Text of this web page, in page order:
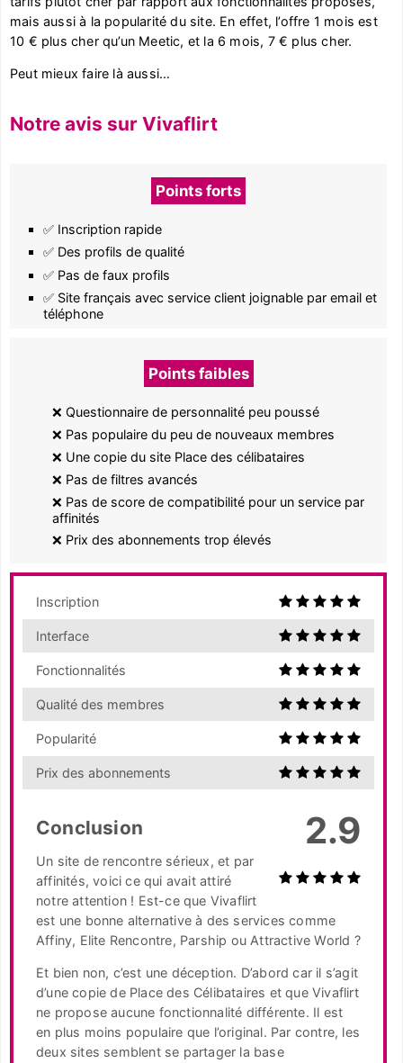
mais aussi à la popularité du site. En effet, l’offre 1 mois est
10 € plus cher qu’un Meetic, et la 6 mois, 7 € plus cher.
Peut mieux faire là aussi…
Notre avis sur Vivaflirt
Points forts
✅ Inscription rapide
✅ Des profils de qualité
✅ Pas de faux profils
✅ Site français avec service client joignable par email et
téléphone
Points faibles
❌ Questionnaire de personnalité peu poussé
❌ Pas populaire du peu de nouveaux membres
❌ Une copie du site Place des célibataires
❌ Pas de filtres avancés
❌ Pas de score de compatibilité pour un service par
affinités
❌ Prix des abonnements trop élevés
Inscription
Interface
Fonctionnalités
Qualité des membres
Popularité
Prix des abonnements
2.9
Conclusion
Un site de rencontre sérieux, et par
affinités, voici ce qui avait attiré
notre attention ! Est-ce que Vivaflirt
est une bonne alternative à des services comme
Affiny, Elite Rencontre, Parship ou Attractive World ?
Et bien non, c’est une déception. D’abord car il s’agit
d’une copie de Place des Célibataires et que Vivaflirt
ne propose aucune fonctionnalité différente. Il est
en plus moins populaire que l’original. Par contre, les
deux sites semblent se partager la base